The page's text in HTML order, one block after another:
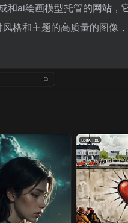
和ai绘画模型托管的网站
格和主题的高质量的图像